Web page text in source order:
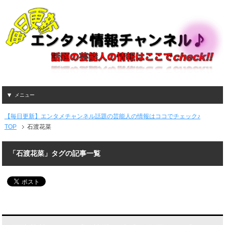
メニュー
【毎日更新】エンタメチャンネル話題の芸能人の情報はココでチェック♪
TOP
石渡花菜
「石渡花菜」タグの記事一覧